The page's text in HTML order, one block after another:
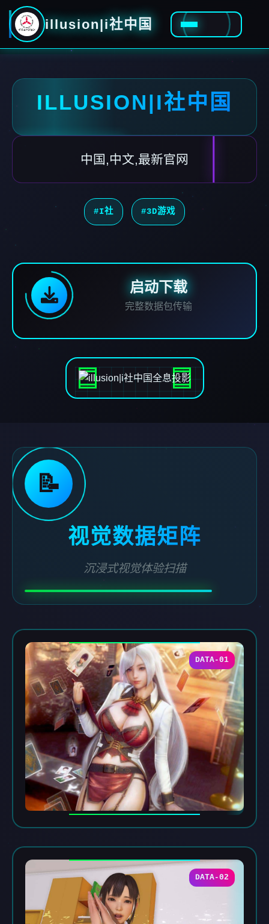
illusion|i社中国
ILLUSION|I社中国
中国,中文,最新官网
#I社 #3D游戏
启动下载
完整数据包传输
📝
视觉数据矩阵
沉浸式视觉体验扫描
DATA-01
DATA-02